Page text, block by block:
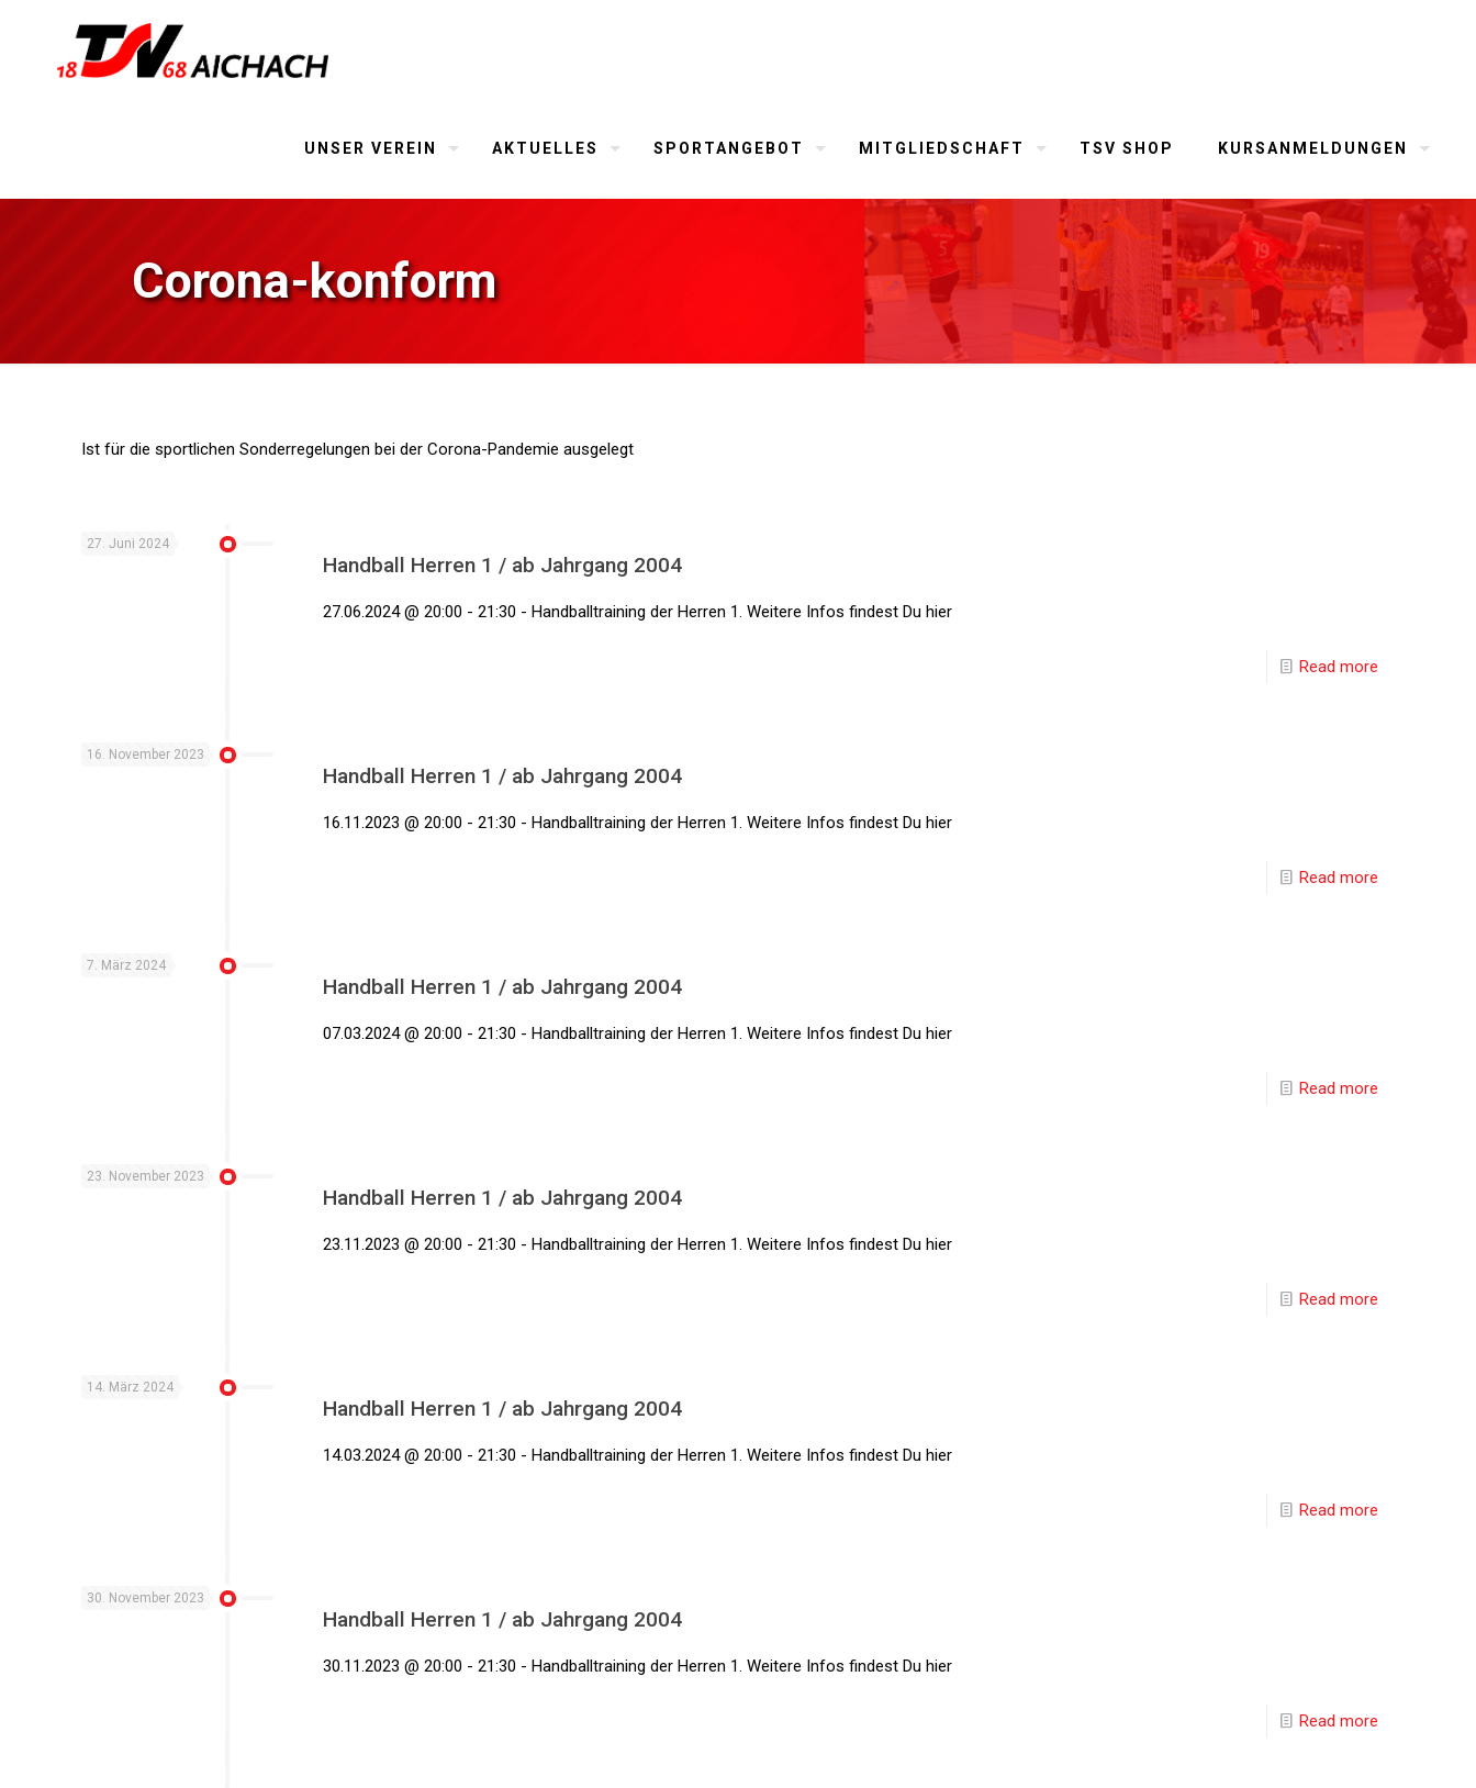
UNSER VEREIN AKTUELLES SPORTANGEBOT MITGLIEDSCHAFT TSV SHOP KURSANMELDUNGEN
Corona-konform
Ist für die sportlichen Sonderregelungen bei der Corona-Pandemie ausgelegt
27. Juni 2024
Handball Herren 1 / ab Jahrgang 2004
27.06.2024 @ 20:00 - 21:30 - Handballtraining der Herren 1. Weitere Infos findest Du hier
Read more
16. November 2023
Handball Herren 1 / ab Jahrgang 2004
16.11.2023 @ 20:00 - 21:30 - Handballtraining der Herren 1. Weitere Infos findest Du hier
Read more
7. März 2024
Handball Herren 1 / ab Jahrgang 2004
07.03.2024 @ 20:00 - 21:30 - Handballtraining der Herren 1. Weitere Infos findest Du hier
Read more
23. November 2023
Handball Herren 1 / ab Jahrgang 2004
23.11.2023 @ 20:00 - 21:30 - Handballtraining der Herren 1. Weitere Infos findest Du hier
Read more
14. März 2024
Handball Herren 1 / ab Jahrgang 2004
14.03.2024 @ 20:00 - 21:30 - Handballtraining der Herren 1. Weitere Infos findest Du hier
Read more
30. November 2023
Handball Herren 1 / ab Jahrgang 2004
30.11.2023 @ 20:00 - 21:30 - Handballtraining der Herren 1. Weitere Infos findest Du hier
Read more